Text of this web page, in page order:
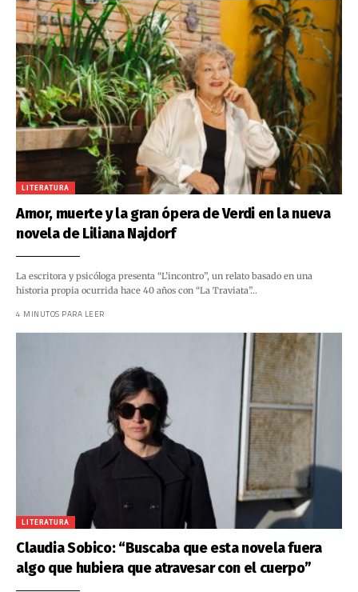
LITERATURA
Amor, muerte y la gran ópera de Verdi en la nueva
novela de Liliana Najdorf
La escritora y psicóloga presenta “L’incontro”, un relato basado en una
historia propia ocurrida hace 40 años con “La Traviata”…
4 MINUTOS PARA LEER
LITERATURA
Claudia Sobico: “Buscaba que esta novela fuera
algo que hubiera que atravesar con el cuerpo”